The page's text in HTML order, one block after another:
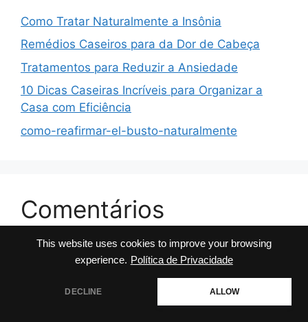
This website uses cookies to improve your browsing
experience. Política de Privacidade
DECLINE ALLOW
Como Tratar Naturalmente a Insônia
Remédios Caseiros para da Dor de Cabeça
Tratamentos para Reduzir a Ansiedade
10 Dicas Caseiras Incríveis para Organizar a
Casa com Eficiência
como-reafirmar-el-busto-naturalmente
Comentários
No comments to show.
• Built withGeneratePress